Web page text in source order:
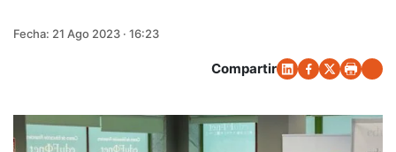
Fecha: 21 Ago 2023 · 16:23
Compartir